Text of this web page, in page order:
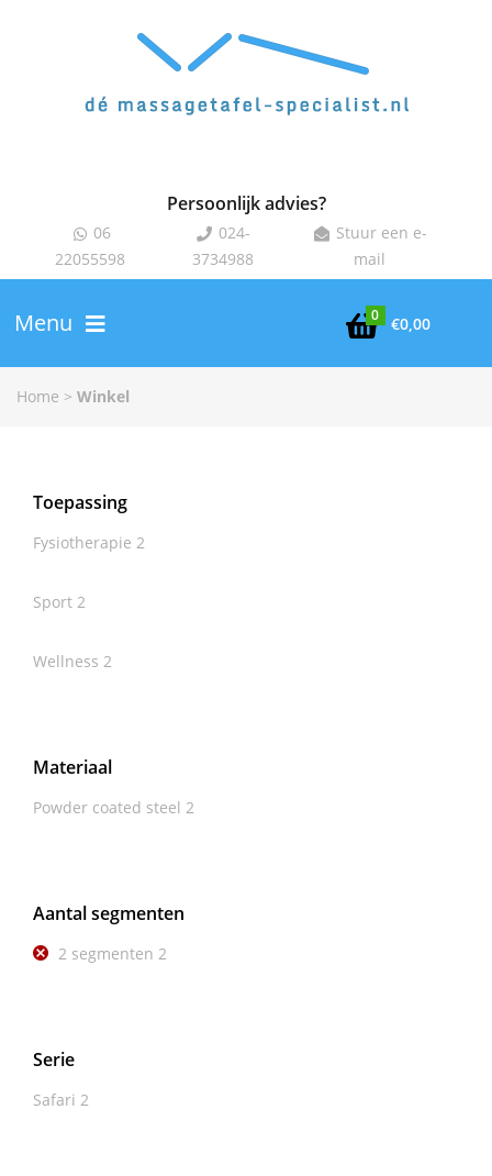
Persoonlijk advies?
 06
22055598
 024-
3734988
 Stuur een e-
mail

0 €0,00
Menu
Home > Winkel
Toepassing
Fysiotherapie 2
Sport 2
Wellness 2
Materiaal
Powder coated steel 2
Aantal segmenten
2 segmenten 2
Serie
Safari 2